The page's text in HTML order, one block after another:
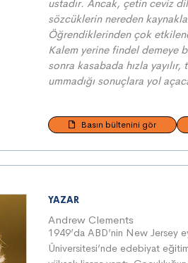
ustadır. Ancak, çetin ceviz
sözcüklerin nereden
Öğrendiklerinden çok
Kalem yerine findel demeye
sonra kasabada hızla
ummadığı sonuçlara yol
Basın bültenini gör
YAZAR
Andrew Clements
1949’da ABD’nin New
Üniversitesi’nde edebiyat